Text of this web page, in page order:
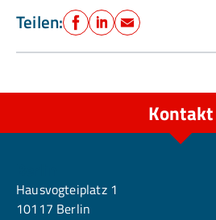
Teilen: Facebook
LinkedIn
E-Mail
Kontakt
Hausvogteiplatz 1
10117 Berlin